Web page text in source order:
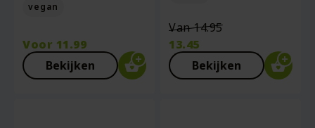
vegan
Voor 11.99
Bekijken
Van14.95
was:
€14.95.
13.45
Huidige
prijsBekijken